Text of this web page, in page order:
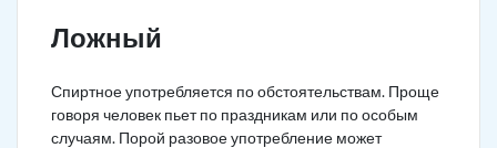
Ложный
Спиртное употребляется по обстоятельствам. Проще
говоря человек пьет по праздникам или по особым
случаям. Порой разовое употребление может